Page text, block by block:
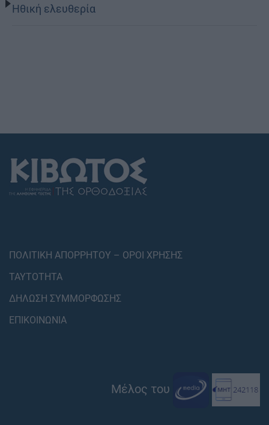
Ηθική ελευθερία
ΠΟΛΙΤΙΚΗ ΑΠΟΡΡΗΤΟΥ – ΟΡΟΙ ΧΡΗΣΗΣ
ΤΑΥΤΟΤΗΤΑ
ΔΗΛΩΣΗ ΣΥΜΜΟΡΦΩΣΗΣ
ΕΠΙΚΟΙΝΩΝΙΑ
Μέλος του